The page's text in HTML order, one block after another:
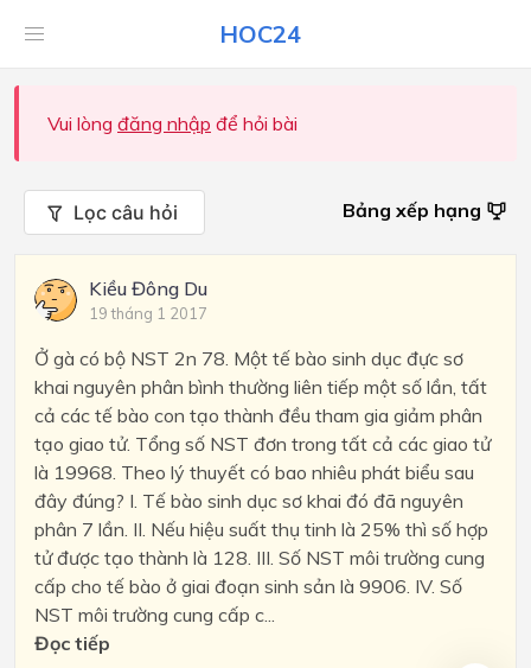
HOC24
Vui lòng đăng nhập để hỏi bài
Lọc câu hỏi Bảng xếp hạng
Kiều Đông Du
19 tháng 1 2017
Ở gà có bộ NST 2n 78. Một tế bào sinh dục đực sơ
khai nguyên phân bình thường liên tiếp một số lần, tất
cả các tế bào con tạo thành đều tham gia giảm phân
tạo giao tử. Tổng số NST đơn trong tất cả các giao tử
là 19968. Theo lý thuyết có bao nhiêu phát biểu sau
đây đúng? I. Tế bào sinh dục sơ khai đó đã nguyên
phân 7 lần. II. Nếu hiệu suất thụ tinh là 25% thì số hợp
tử được tạo thành là 128. III. Số NST môi trường cung
cấp cho tế bào ở giai đoạn sinh sản là 9906. IV. Số
NST môi trường cung cấp c...
Đọc tiếp